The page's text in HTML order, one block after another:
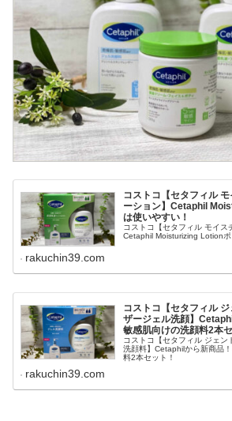
コストコ【セタフィル
ーション】Cetaphil
は使いやすい！
コストコ【セタフィル モイス
Cetaphil Moisturizing Lotionポ
rakuchin39.com
コストコ【セタフィル
ザージェル洗顔】
敏感肌向けの洗顔料2本セ
コストコ【セタフィル ジェン
洗顔料】Cetaphilから新商品
料2本セット！
rakuchin39.com